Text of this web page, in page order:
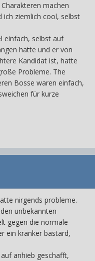
machen
ich ziemlich cool, selbst
einfach, selbst auf
hatte und er von
Kandidat ist, hatte
Probleme. The
Bosse waren einfach,
für kurze
nirgends probleme.
unbekannten
gegen die normale
ein kranker bastard,
anhieb geschafft,